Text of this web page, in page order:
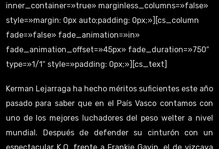
inner_container=»true» marginless_columns=»false»
style=»margin: 0px auto;padding: 0px;»][cs_column
fade=»false» fade_animation=»in»
fade_animation_offset=»45px» fade_duration=»750″
type=»1/1″ style=»padding: 0px;»][cs_text]
Kerman Lejarraga ha hecho méritos suficientes este año
pasado para saber que en el País Vasco contamos con
uno de los mejores luchadores del peso welter a nivel
mundial. Después de defender su cinturón con un